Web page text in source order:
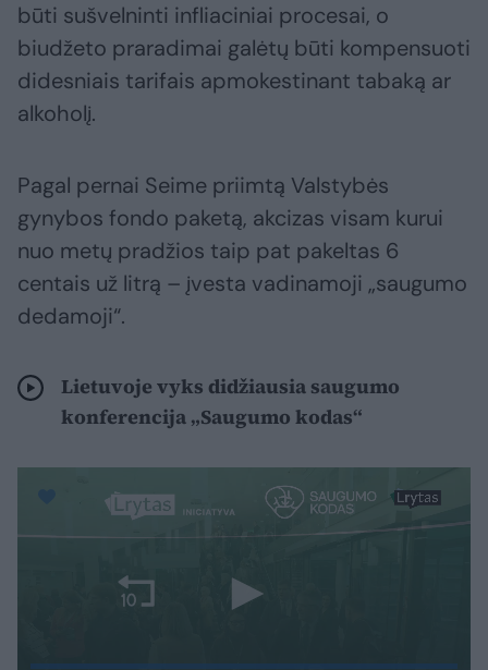
būti sušvelninti infliaciniai procesai, o
biudžeto praradimai galėtų būti kompensuoti
didesniais tarifais apmokestinant tabaką ar
alkoholį.
Pagal pernai Seime priimtą Valstybės
gynybos fondo paketą, akcizas visam kurui
nuo metų pradžios taip pat pakeltas 6
centais už litrą – įvesta vadinamoji „saugumo
dedamoji“.
Lietuvoje vyks didžiausia saugumo
konferencija „Saugumo kodas“